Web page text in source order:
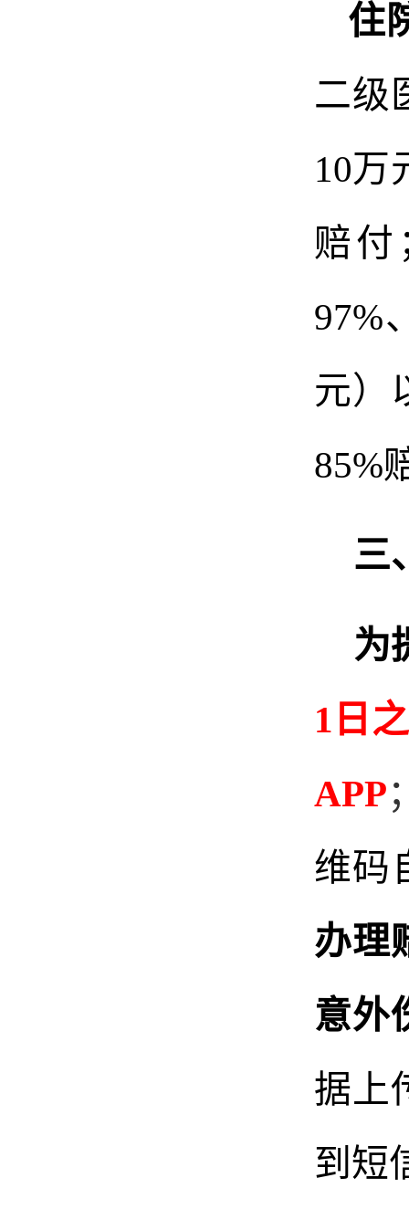
住
二级
10万
赔付
97%
元）
85%
三
为
1日
APP
维码
办理
意外
据上
到短